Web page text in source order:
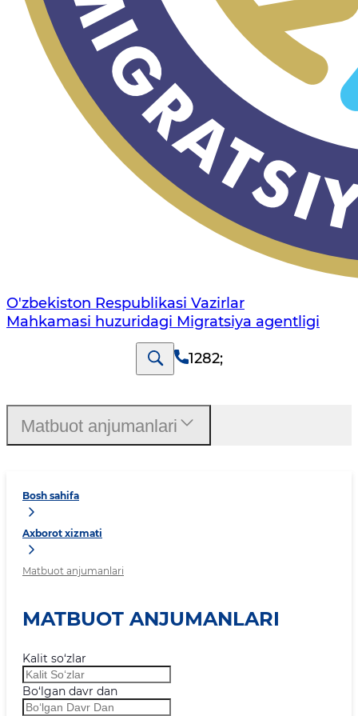
O'zbekiston Respublikasi Vazirlar
Mahkamasi huzuridagi Migratsiya agentligi
1282;
Bosh sahifa
Axborot xizmati
Matbuot anjumanlari
MATBUOT ANJUMANLARI
Kalit so‘zlar
Bo‘lgan davr dan
Matbuot anjumanlari